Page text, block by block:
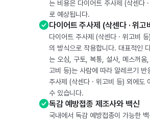
는 비용은 다이어트 주사제 (삭센
로 예상됩니다.
다이어트 주사제 (삭센다 · 위고
다이어트 주사제 (삭센다 · 위고비
의 방식으로 작용합니다. 대표적인
는 오심, 구토, 복통, 설사, 메스꺼움
고비 등)는 사람에 따라 알레르기
주사제 (삭센다 · 위고비 등) 외에도
수 있습니다.
독감 예방접종 제조사와 백신
국내에서 독감 예방접종이 가능한